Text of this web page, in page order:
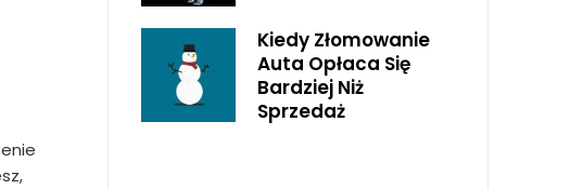
Kiedy Złomowanie
Auta Opłaca Się
Bardziej Niż
Sprzedaż